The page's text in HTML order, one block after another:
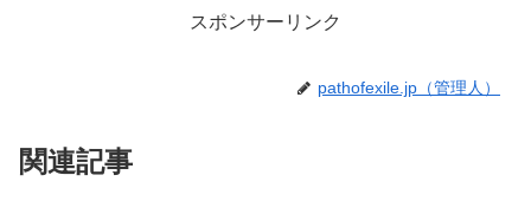
スポンサーリンク
pathofexile.jp（管理人）
関連記事